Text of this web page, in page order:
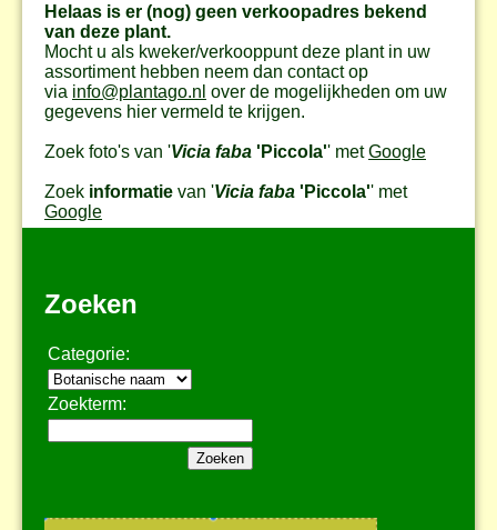
Helaas is er (nog) geen verkoopadres bekend
van deze plant.
Mocht u als kweker/verkooppunt deze plant in uw
assortiment hebben neem dan contact op
via info@plantago.nl over de mogelijkheden om uw
gegevens hier vermeld te krijgen.
Zoek foto's van 'Vicia faba 'Piccola'' metGoogle
Zoek informatie van 'Vicia faba 'Piccola'' met
Google
Zoeken
Categorie:
Zoekterm: